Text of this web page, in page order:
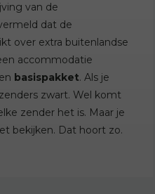
van de
dat de
over extra buitenlandse
accommodatie
basispakket. Als je
zwart. Wel komt
zender het is. Maar je
bekijken. Dat hoort zo.